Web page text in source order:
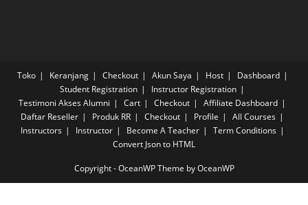
Toko Keranjang Checkout Akun Saya Host
Dashboard
Student Registration
Instructor Registration
Testimoni Akses Alumni
Cart Checkout
Affiliate Dashboard
Daftar Reseller
Produk RR Checkout Profile
All Courses
Instructors
Instructor Become A Teacher
Term Conditions
Convert Json to HTML
Copyright - OceanWP Theme by OceanWP